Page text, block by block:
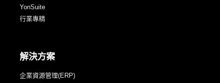
YonSuite
行業專精
解決方案
企業資源管理(ERP)